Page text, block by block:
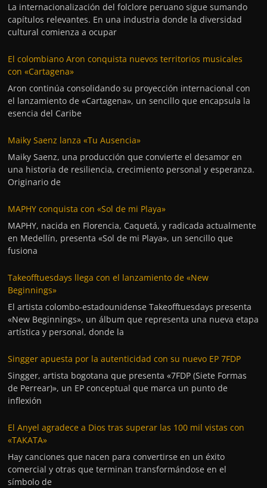
La internacionalización del folclore peruano sigue sumando
capítulos relevantes. En una industria donde la diversidad
cultural comienza a ocupar
El colombiano Aron conquista nuevos territorios musicales
con «Cartagena»
Aron continúa consolidando su proyección internacional con
el lanzamiento de «Cartagena», un sencillo que encapsula la
esencia del Caribe
Maiky Saenz lanza «Tu Ausencia»
Maiky Saenz, una producción que convierte el desamor en
una historia de resiliencia, crecimiento personal y esperanza.
Originario de
MAPHY conquista con «Sol de mi Playa»
MAPHY, nacida en Florencia, Caquetá, y radicada actualmente
en Medellín, presenta «Sol de mi Playa», un sencillo que
fusiona
Takeofftuesdays llega con el lanzamiento de «New
Beginnings»
El artista colombo-estadounidense Takeofftuesdays presenta
«New Beginnings», un álbum que representa una nueva etapa
artística y personal, donde la
Singger apuesta por la autenticidad con su nuevo EP 7FDP
Singger, artista bogotana que presenta «7FDP (Siete Formas
de Perrear)», un EP conceptual que marca un punto de
inflexión
El Anyel agradece a Dios tras superar las 100 mil vistas con
«TAKATA»
Hay canciones que nacen para convertirse en un éxito
comercial y otras que terminan transformándose en el
símbolo de